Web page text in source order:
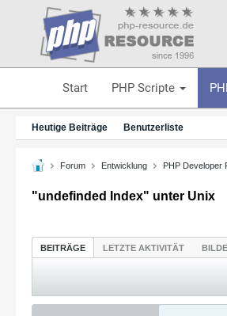
Start PHP Scripte
Heutige Beiträge Benutzerliste
Forum Entwicklung PHP Developer
"undefinded Index" unter Unix
BEITRÄGE LETZTE AKTIVITÄT